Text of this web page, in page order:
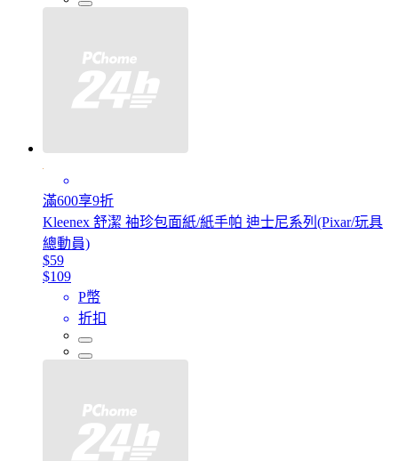
滿600享9折
Kleenex 舒潔 袖珍包面紙/紙手帕 迪士尼系列(Pixar/玩具
總動員)
$59
$109
P幣
折扣